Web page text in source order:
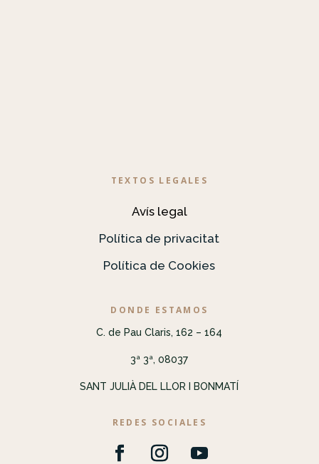
TEXTOS LEGALES
Avís legal
Política de privacitat
Política de Cookies
DONDE ESTAMOS
C. de Pau Claris, 162 – 164
3ª 3ª, 08037
SANT JULIÀ DEL LLOR I BONMATÍ
REDES SOCIALES